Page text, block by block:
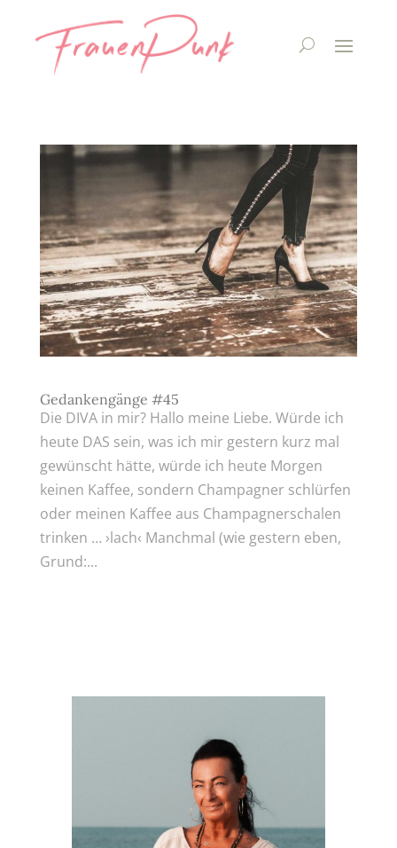
Gedankengänge #45
Die DIVA in mir? Hallo meine Liebe. Würde ich
heute DAS sein, was ich mir gestern kurz mal
gewünscht hätte, würde ich heute Morgen
keinen Kaffee, sondern Champagner schlürfen
oder meinen Kaffee aus Champagnerschalen
trinken … ›lach‹ Manchmal (wie gestern eben,
Grund:...